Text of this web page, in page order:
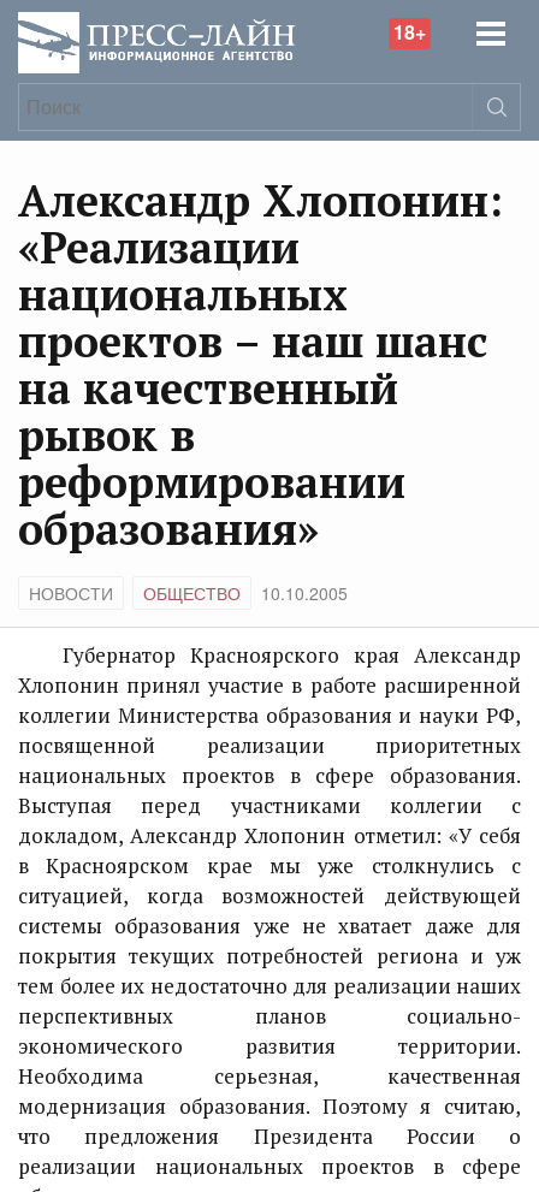
18+
Александр Хлопонин:
«Реализации
национальных
проектов – наш шанс
на качественный
рывок в
реформировании
образования»
НОВОСТИ ОБЩЕСТВО 10.10.2005
Губернатор Красноярского края Александр
Хлопонин принял участие в работе расширенной
коллегии Министерства образования и науки РФ,
посвященной реализации приоритетных
национальных проектов в сфере образования.
Выступая перед участниками коллегии с
докладом, Александр Хлопонин отметил: «У себя
в Красноярском крае мы уже столкнулись с
ситуацией, когда возможностей действующей
системы образования уже не хватает даже для
покрытия текущих потребностей региона и уж
тем более их недостаточно для реализации наших
перспективных планов социально-
экономического развития территории.
Необходима серьезная, качественная
модернизация образования. Поэтому я считаю,
что предложения Президента России о
реализации национальных проектов в сфере